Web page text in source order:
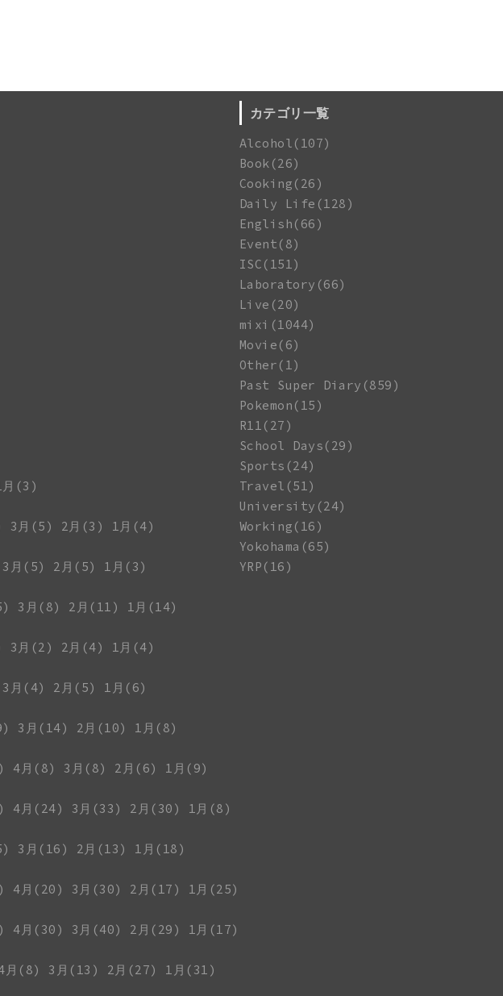
月(3)
3月(5) 2月(3)
1月(4)
3月(5) 2月(5)
1月(3)
3月(8) 2月(11)
1月(14)
3月(2) 2月(4)
1月(4)
3月(4) 2月(5)
1月(6)
3月(14) 2月(10)
1月(8)
4月(8) 3月(8) 2月(6)
1月(9)
4月(24) 3月(33) 2月(30)
1月(8)
3月(16) 2月(13)
1月(18)
4月(20) 3月(30) 2月(17)
1月(25)
4月(30) 3月(40) 2月(29)
1月(17)
月(8) 3月(13) 2月(27)
1月(31)
カテゴリ一覧
Alcohol(107)
Book(26)
Cooking(26)
Daily Life(128)
English(66)
Event(8)
ISC(151)
Laboratory(66)
Live(20)
mixi(1044)
Movie(6)
Other(1)
Past Super Diary(859)
Pokemon(15)
R11(27)
School Days(29)
Sports(24)
Travel(51)
University(24)
Working(16)
Yokohama(65)
YRP(16)